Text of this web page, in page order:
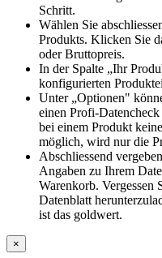
Schritt.
Wählen Sie
Produkts. Klicken Sie
oder Bruttopreis.
In der Spalte „Ihr
konfigurierten
Unter „Optionen"
einen Profi-
bei einem Produkt
möglich, wird nur die
Abschliessend
Angaben zu Ihrem
Warenkorb. Vergessen
Datenblatt
ist das goldwert.
×